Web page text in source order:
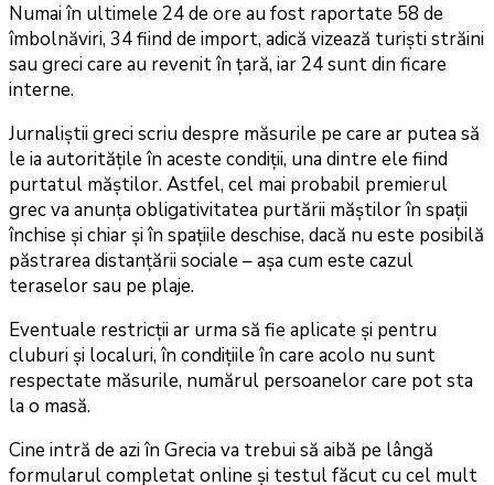
Numai în ultimele 24 de ore au fost raportate 58 de
îmbolnăviri, 34 fiind de import, adică vizează turiști străini
sau greci care au revenit în țară, iar 24 sunt din ficare
interne.
Jurnaliștii greci scriu despre măsurile pe care ar putea să
le ia autoritățile în aceste condiții, una dintre ele fiind
purtatul măștilor. Astfel, cel mai probabil premierul
grec va anunța obligativitatea purtării măștilor în spații
închise și chiar și în spațiile deschise, dacă nu este posibilă
păstrarea distanțării sociale – așa cum este cazul
teraselor sau pe plaje.
Eventuale restricții ar urma să fie aplicate și pentru
cluburi și localuri, în condițiile în care acolo nu sunt
respectate măsurile, numărul persoanelor care pot sta
la o masă.
Cine intră de azi în Grecia va trebui să aibă pe lângă
formularul completat online și testul făcut cu cel mult